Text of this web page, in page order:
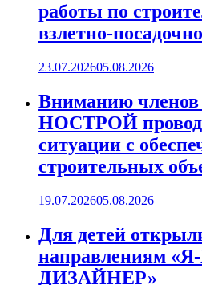
работы по
взлетно-
23.07.202605.08.2026
Вниманию
НОСТРОЙ
ситуации с
строительных
19.07.202605.08.2026
Для детей
направлениям
ДИЗАЙНЕР»